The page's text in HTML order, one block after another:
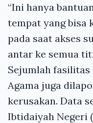
“Ini hanya
tempat yang bisa
pada saat akses
antar ke semua
Sejumlah
Agama juga
kerusakan. Data
Ibtidaiyah Negeri